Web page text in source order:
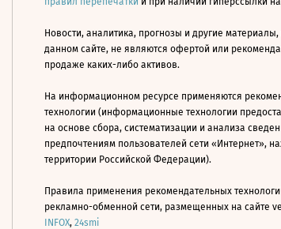
Новости, аналитика, прогнозы и другие
данном сайте, не являются офертой или
продаже каких-либо активов.
На информационном ресурсе применяются
технологии (информационные технологии
на основе сбора, систематизации и анализа
предпочтениям пользователей сети «Интернет»,
территории Российской Федерации).
Правила применения рекомендательных
рекламно-обменной сети, размещенных на сайте
INFOX, 24smi